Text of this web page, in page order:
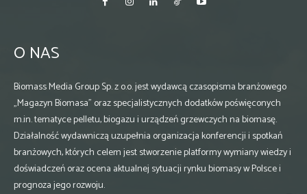
O NAS
Biomass Media Group Sp. z o.o. jest wydawcą czasopisma branżowego
„Magazyn Biomasa” oraz specjalistycznych dodatków poświęconych
m.in. tematyce pelletu, biogazu i urządzeń grzewczych na biomasę.
Działalność wydawniczą uzupełnia organizacja konferencji i spotkań
branżowych, których celem jest stworzenie platformy wymiany wiedzy i
doświadczeń oraz ocena aktualnej sytuacji rynku biomasy w Polsce i
prognoza jego rozwoju.